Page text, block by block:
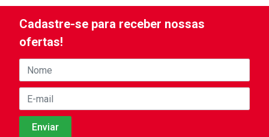
Cadastre-se para receber nossas
ofertas!